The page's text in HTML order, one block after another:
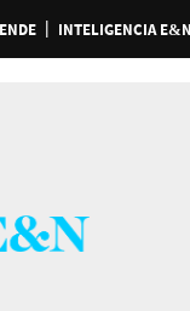
INTELIGENCIA E&N